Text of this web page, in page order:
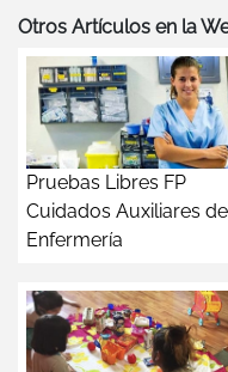
Otros Artículos en la
Pruebas Libres FP
Cuidados Auxiliares de
Enfermería